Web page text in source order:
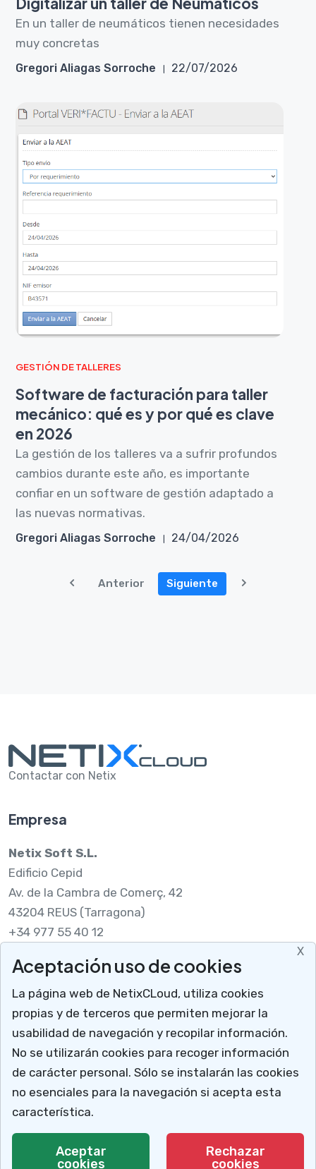
En un taller de neumáticos tienen necesidades
muy concretas
Gregori Aliagas Sorroche 22/07/2026
GESTIÓN DE TALLERES
Software de facturación para taller
mecánico: qué es y por qué es clave
en 2026
La gestión de los talleres va a sufrir profundos
cambios durante este año, es importante
confiar en un software de gestión adaptado a
las nuevas normativas.
Gregori Aliagas Sorroche 24/04/2026
Anterior Siguiente
Mucho más que un programa para talleres
NetixCloud permite gestionar y administrar tu
Te explicamos cómo
X
Aceptación uso de cookies
La página web de NetixCLoud, utiliza cookies
propias y de terceros que permiten mejorar la
usabilidad de navegación y recopilar información.
No se utilizarán cookies para recoger información
de carácter personal. Sólo se instalarán las cookies
no esenciales para la navegación si acepta esta
característica.
Aceptar
cookies
Rechazar
cookies
Contactar con Netix
Empresa
Netix Soft S.L.
Edificio Cepid
Av. de la Cambra de Comerç, 42
43204 REUS (Tarragona)
+34 977 55 40 12
Legal
Nota legal
RGPDUE
Cómo llegar
Descargar soporte
© 2026 Netix. Todos los derechos reservados.